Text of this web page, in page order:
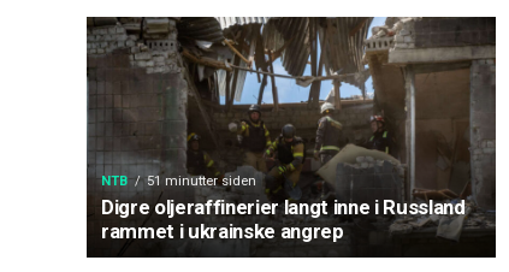
NTB 51 minutter siden
Digre oljeraffinerier langt inne i Russland
rammet i ukrainske angrep